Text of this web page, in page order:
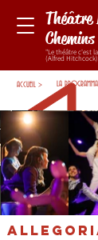
Théâtre
Chemins
"Le théâtre c'est
(Alfred Hitchcock)
ACCUEIL > LA